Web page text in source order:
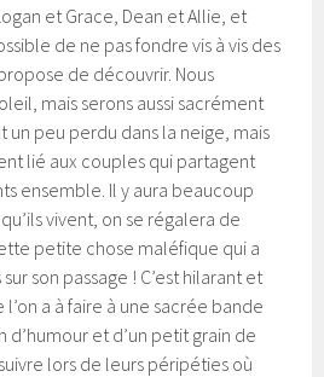
et Grace, Dean et Allie, et
de ne pas fondre vis à vis des
de découvrir. Nous
mais serons aussi sacrément
un peu perdu dans la neige, mais
lié aux couples qui partagent
ensemble. Il y aura beaucoup
vivent, on se régalera de
petite chose maléfique qui a
son passage ! C’est hilarant et
a à faire à une sacrée bande
d’humour et d’un petit grain de
lors de leurs péripéties où